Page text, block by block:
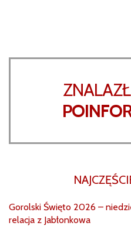
Gorolski Święto 2026 –
relacja z Jabłonkowa